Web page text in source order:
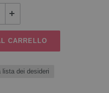
CARRELLO
lista dei desideri